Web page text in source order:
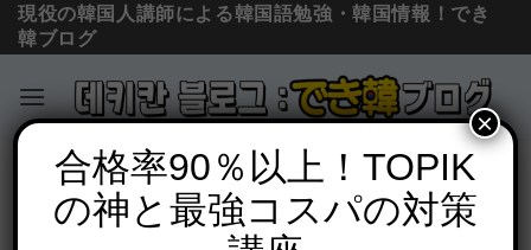
Skip
content
現役の韓国人講師による韓国語勉強・韓国情報！でき
韓ブログ
必須文法と表現
「です・ます」韓国語で？ニダ体, ヘヨ
合格率90％以上！TOPIK
の神と最強コスパの対策
×